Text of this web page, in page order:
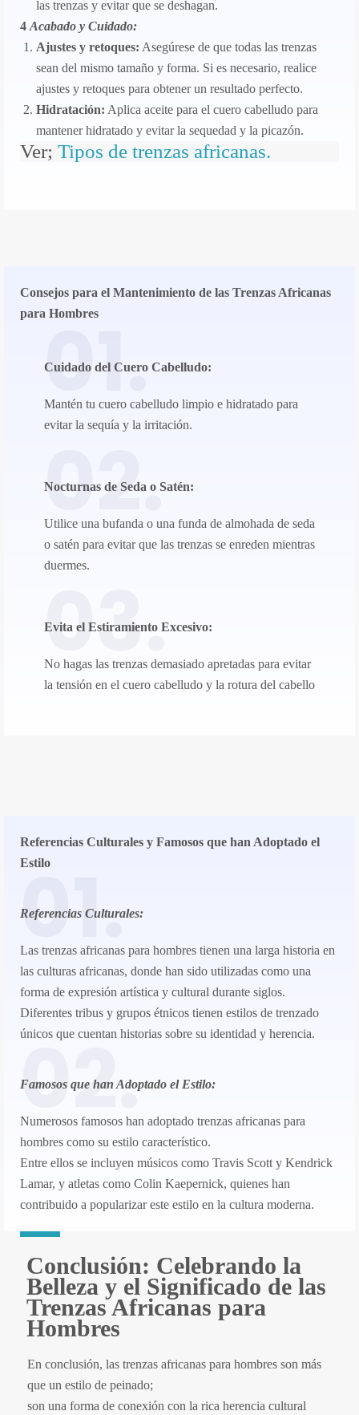
las trenzas y evitar que se deshagan.
4 Acabado y Cuidado:
Ajustes y retoques: Asegúrese de que todas las trenzas
sean del mismo tamaño y forma. Si es necesario, realice
ajustes y retoques para obtener un resultado perfecto.
Hidratación: Aplica aceite para el cuero cabelludo para
mantener hidratado y evitar la sequedad y la picazón.
Ver; Tipos de trenzas africanas.
Consejos para el Mantenimiento de las Trenzas Africanas
para Hombres
01.
Cuidado del Cuero Cabelludo:​​
Mantén tu cuero cabelludo limpio e hidratado para
evitar la sequía y la irritación.
02.
Nocturnas de Seda o Satén:
Utilice una bufanda o una funda de almohada de seda
o satén para evitar que las trenzas se enreden mientras
duermes.
03.
Evita el Estiramiento Excesivo:
No hagas las trenzas demasiado apretadas para evitar
la tensión en el cuero cabelludo y la rotura del cabello
Referencias Culturales y Famosos que han Adoptado el
Estilo
01.
Referencias Culturales:
Las trenzas africanas para hombres tienen una larga historia en
las culturas africanas, donde han sido utilizadas como una
forma de expresión artística y cultural durante siglos.
Diferentes tribus y grupos étnicos tienen estilos de trenzado
únicos que cuentan historias sobre su identidad y herencia.
02.
Famosos que han Adoptado el Estilo:
Numerosos famosos han adoptado trenzas africanas para
hombres como su estilo característico.
Entre ellos se incluyen músicos como Travis Scott y Kendrick
Lamar, y atletas como Colin Kaepernick, quienes han
contribuido a popularizar este estilo en la cultura moderna.
Conclusión: Celebrando la
Belleza y el Significado de las
Trenzas Africanas para
Hombres
En conclusión, las trenzas africanas para hombres son más
que un estilo de peinado;
son una forma de conexión con la rica herencia cultural